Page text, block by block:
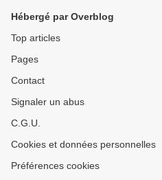
Hébergé par Overblog
Top articles
Pages
Contact
Signaler un abus
C.G.U.
Cookies et données personnelles
Préférences cookies